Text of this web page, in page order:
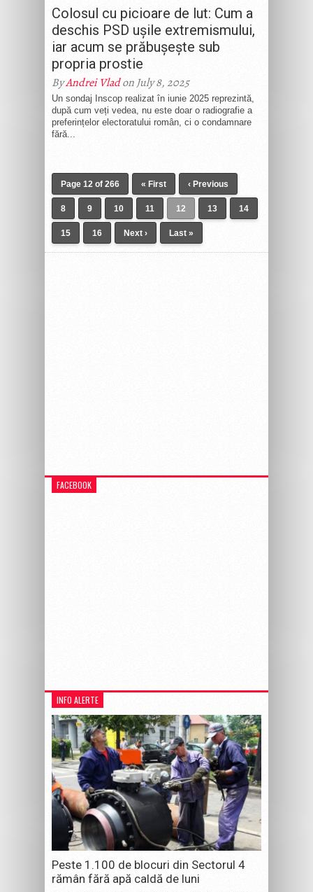
Colosul cu picioare de lut: Cum a
deschis PSD ușile extremismului,
iar acum se prăbușește sub
propria prostie
ByAndrei Vladon July 8, 2025
Un sondaj Inscop realizat în iunie 2025 reprezintă,
după cum veți vedea, nu este doar o radiografie a
preferințelor electoratului român, ci o condamnare
fără...
Page 12 of 266 « First ‹ Previous
8 9 10 11 12 13 14
15 16 Next › Last »
FACEBOOK
INFO ALERTE
Peste 1.100 de blocuri din Sectorul 4
rămân fără apă caldă de luni